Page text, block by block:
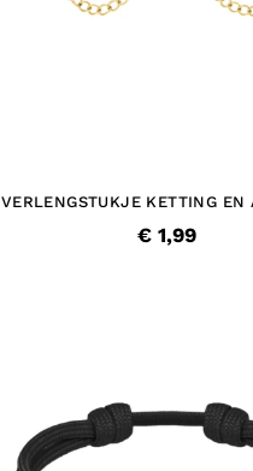
VERLENGSTUKJE KETTING EN
€ 1,99